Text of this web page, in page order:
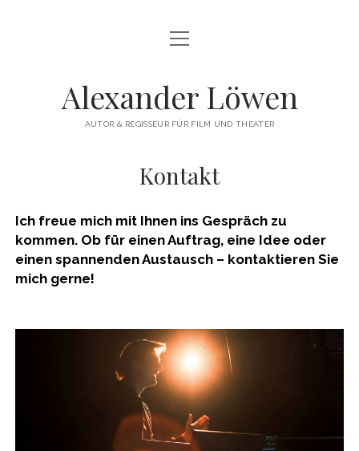
HERZLICH WILLKOMMEN
DREHBUCH & FILMREGIE
COMMERCIAL
VITA
KONTAKT
Menü
öffnen
Alexander Löwen
AUTOR & REGISSEUR FÜR FILM UND THEATER
Kontakt
Ich freue mich mit Ihnen ins Gespräch zu
kommen. Ob für einen Auftrag, eine Idee oder
einen spannenden Austausch– kontaktieren Sie
mich gerne!